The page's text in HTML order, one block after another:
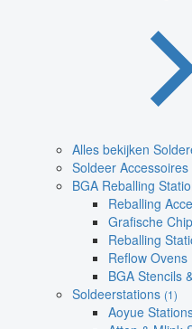
Alles bekijken
Soldeer Accessoires
BGA Reballing
Reballing
Grafische
Reballing
Reflow Ovens
BGA Stencils
Soldeerstations (1)
Aoyue